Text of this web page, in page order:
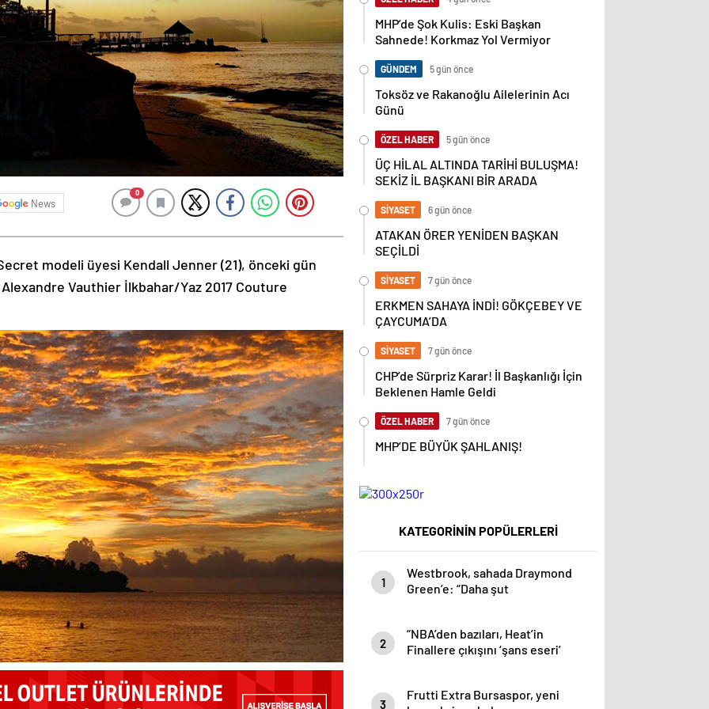
News
0
modeli üyesi Kendall Jenner (21), önceki gün
Alexandre Vauthier İlkbahar/Yaz 2017 Couture
MHP’de Şok Kulis: Eski Başkan
Sahnede! Korkmaz Yol Vermiyor
GÜNDEM 5 gün önce
Toksöz ve Rakanoğlu Ailelerinin Acı
Günü
ÖZEL HABER 5 gün önce
ÜÇ HİLAL ALTINDA TARİHİ BULUŞMA!
SEKİZ İL BAŞKANI BİR ARADA
SİYASET 6 gün önce
ATAKAN ÖRER YENİDEN BAŞKAN
SEÇİLDİ
SİYASET 7 gün önce
ERKMEN SAHAYA İNDİ! GÖKÇEBEY VE
ÇAYCUMA’DA
SİYASET 7 gün önce
CHP’de Sürpriz Karar! İl Başkanlığı İçin
Beklenen Hamle Geldi
ÖZEL HABER 7 gün önce
MHP’DE BÜYÜK ŞAHLANIŞ!
KATEGORİNİN POPÜLERLERİ
1
Westbrook, sahada Draymond
Green’e: “Daha şut
2
“NBA’den bazıları, Heat’in
Finallere çıkışını ‘şans eseri’
3
Frutti Extra Bursaspor, yeni